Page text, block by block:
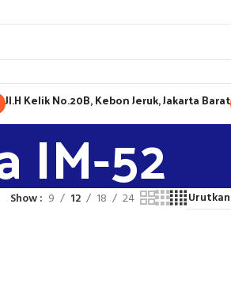
Jl.H Kelik No.20B, Kebon Jeruk, Jakarta Barat
IM-52
Show 9 12 18 24